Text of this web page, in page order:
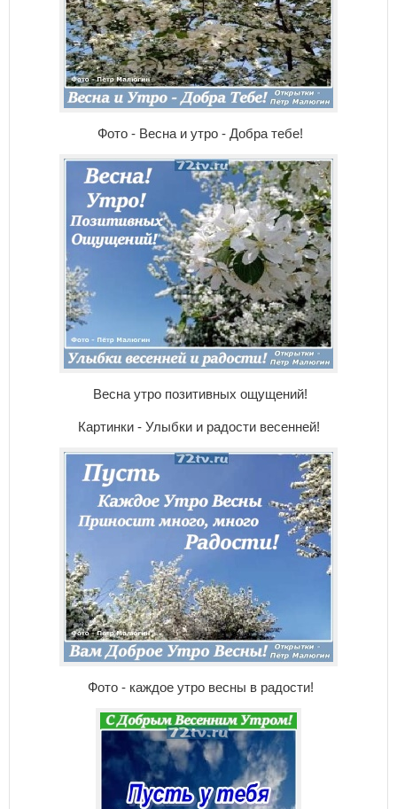
Фото - Весна и утро - Добра тебе!
Весна утро позитивных ощущений!
Картинки - Улыбки и радости весенней!
Фото - каждое утро весны в радости!